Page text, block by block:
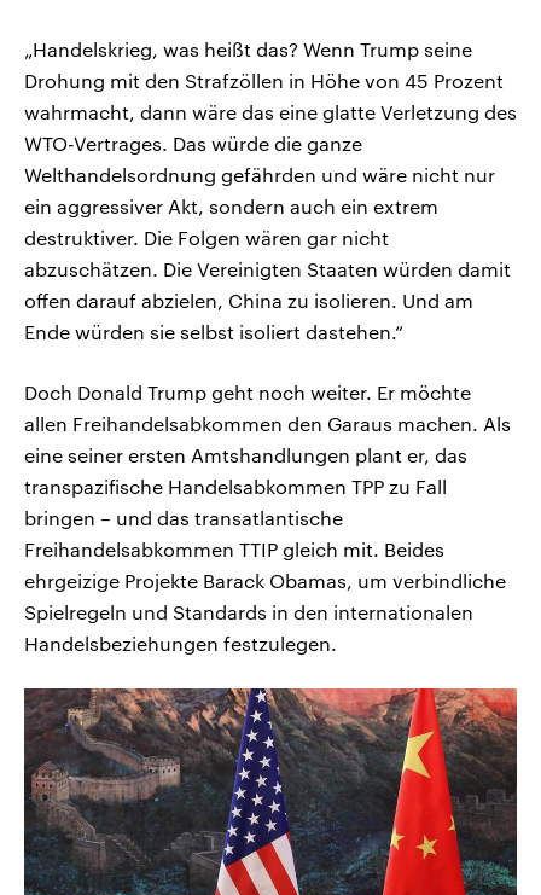
„Handelskrieg, was heißt das? Wenn Trump seine
Drohung mit den Strafzöllen in Höhe von 45 Prozent
wahrmacht, dann wäre das eine glatte Verletzung des
WTO-Vertrages. Das würde die ganze
Welthandelsordnung gefährden und wäre nicht nur
ein aggressiver Akt, sondern auch ein extrem
destruktiver. Die Folgen wären gar nicht
abzuschätzen. Die Vereinigten Staaten würden damit
offen darauf abzielen, China zu isolieren. Und am
Ende würden sie selbst isoliert dastehen.“
Doch Donald Trump geht noch weiter. Er möchte
allen Freihandelsabkommen den Garaus machen. Als
eine seiner ersten Amtshandlungen plant er, das
transpazifische Handelsabkommen TPP zu Fall
bringen – und das transatlantische
Freihandelsabkommen TTIP gleich mit. Beides
ehrgeizige Projekte Barack Obamas, um verbindliche
Spielregeln und Standards in den internationalen
Handelsbeziehungen festzulegen.